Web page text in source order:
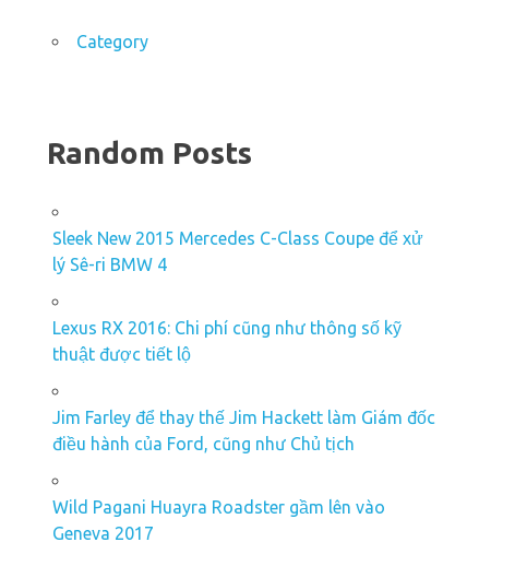
Category
Random Posts
Sleek New 2015 Mercedes C-Class Coupe để xử
lý Sê-ri BMW 4
Lexus RX 2016: Chi phí cũng như thông số kỹ
thuật được tiết lộ
Jim Farley để thay thế Jim Hackett làm Giám đốc
điều hành của Ford, cũng như Chủ tịch
Wild Pagani Huayra Roadster gầm lên vào
Geneva 2017